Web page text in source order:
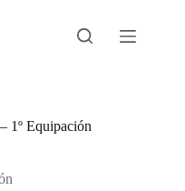
1º Equipación